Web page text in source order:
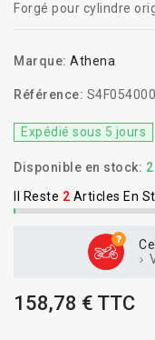
Forgé pour cylindre
Marque: Athena
Référence:
Expédié sous 5 jours
Disponible en stock:
Il Reste 2 Articles En
158,78 € TTC